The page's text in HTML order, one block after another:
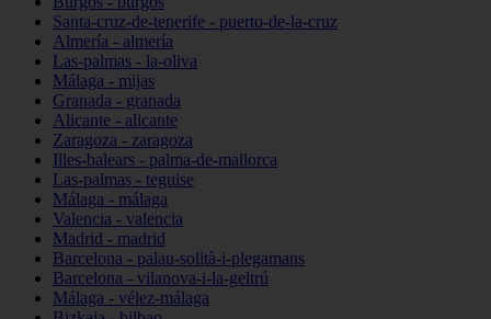
Santa-cruz-de-tenerife - puerto-de-la-cruz
Almería - almería
Las-palmas - la-oliva
Málaga - mijas
Granada - granada
Alicante - alicante
Zaragoza - zaragoza
Illes-balears - palma-de-mallorca
Las-palmas - teguise
Málaga - málaga
Valencia - valencia
Madrid - madrid
Barcelona - palau-solità-i-plegamans
Barcelona - vilanova-i-la-geltrú
Málaga - vélez-málaga